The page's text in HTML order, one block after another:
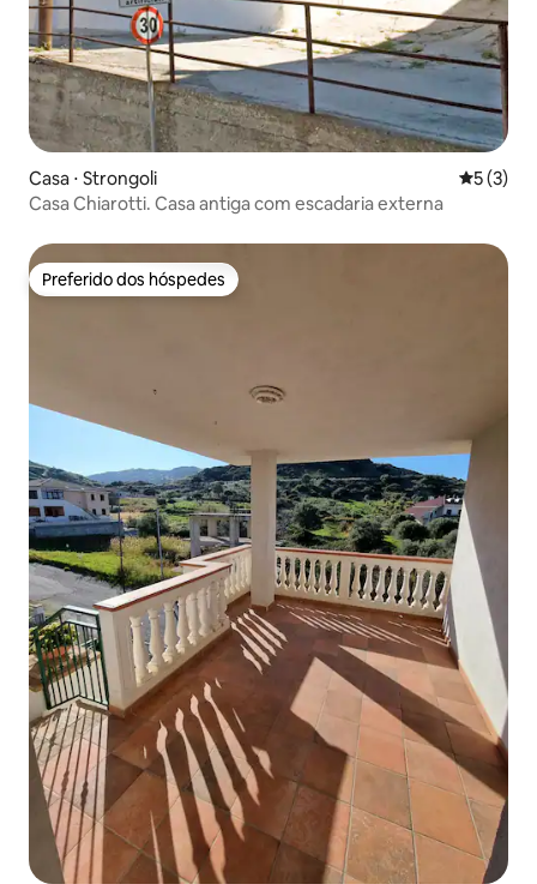
Casa ⋅ Strongoli 5 de
5 (3)
Casa Chiarotti. Casa antiga com escadaria externa
Preferido dos hóspedes
Preferido dos hóspedes